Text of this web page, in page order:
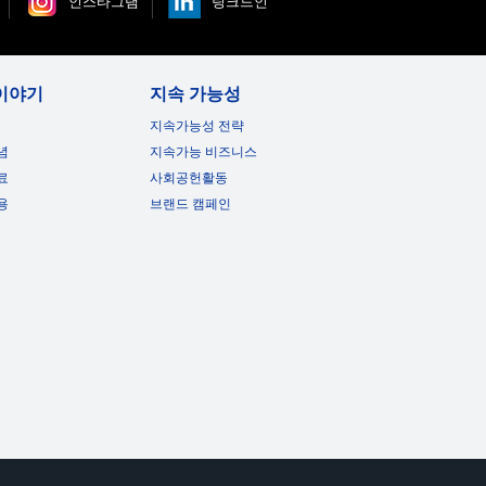
야기 지속 가능성
지속가능성 전략
지속가능 비즈니스
사회공헌활동
브랜드 캠페인